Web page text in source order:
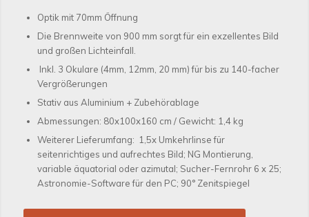
Optik mit 70mm Öffnung
Die Brennweite von 900 mm sorgt für ein exzellentes Bild
und großen Lichteinfall.
Inkl. 3 Okulare (4mm, 12mm, 20 mm) für bis zu 140-facher
Vergrößerungen
Stativ aus Aluminium + Zubehörablage
Abmessungen: 80x100x160 cm / Gewicht: 1,4 kg
Weiterer Lieferumfang: 1,5x Umkehrlinse für
seitenrichtiges und aufrechtes Bild; NG Montierung,
variable äquatorial oder azimutal; Sucher-Fernrohr 6 x 25;
Astronomie-Software für den PC; 90° Zenitspiegel